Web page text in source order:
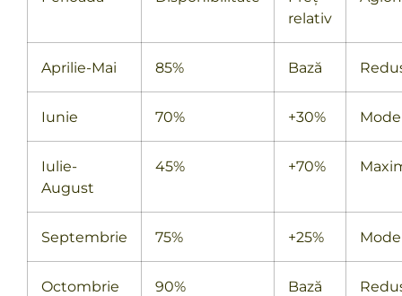
relativ
Aprilie-Mai 85% Bază
Iunie 70% +30%
Iulie-
August
45% +70%
Septembrie 75% +25%
Octombrie 90% Bază